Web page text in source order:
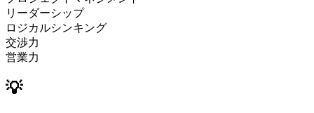
リーダーシップ
ロジカルシンキング
交渉力
営業力
💡